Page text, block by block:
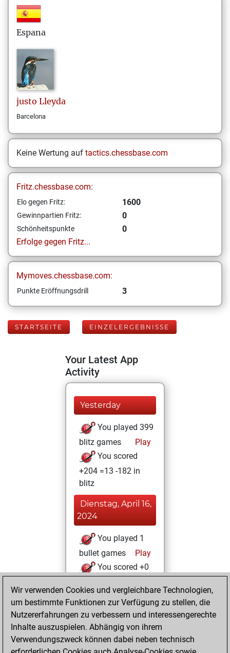
Espana
justo Lleyda
Barcelona
Keine Wertung auf tactics.chessbase.com
Fritz.chessbase.com:
Elo gegen Fritz: 1600
Gewinnpartien Fritz: 0
Schönheitspunkte
0
Erfolge gegen Fritz...
Mymoves.chessbase.com:
Punkte Eröffnungsdrill 3
STARTSEITE EINZELERGEBNISSE
Your Latest App
Activity
Yesterday
You played 399
blitz games
Play
You scored
+204 =13 -182 in
blitz
Dienstag, April 16,
2024
You played 1
bullet games
Play
You scored +0
Samstag, März 9,
2024
You created
Wir verwenden Cookies und vergleichbare Technologien,
um bestimmte Funktionen zur Verfügung zu stellen, die
Nutzererfahrungen zu verbessern und interessengerechte
Inhalte auszuspielen. Abhängig von ihrem
Verwendungszweck können dabei neben technisch